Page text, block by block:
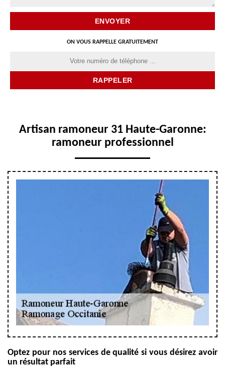
ON VOUS RAPPELLE GRATUITEMENT
Artisan ramoneur 31 Haute-Garonne:
ramoneur professionnel
Optez pour nos services de qualité si vous désirez avoir
un résultat parfait